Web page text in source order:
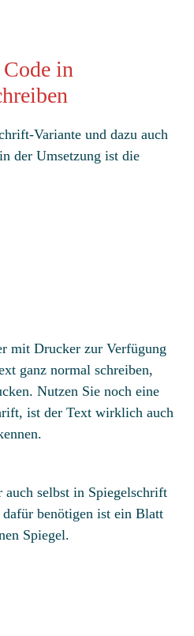
in
Variante und dazu auch
der Umsetzung ist die
mit Drucker zur Verfügung
ganz normal schreiben,
Nutzen Sie noch eine
ist der Text wirklich auch
auch selbst in Spiegelschrift
benötigen ist ein Blatt
Spiegel.